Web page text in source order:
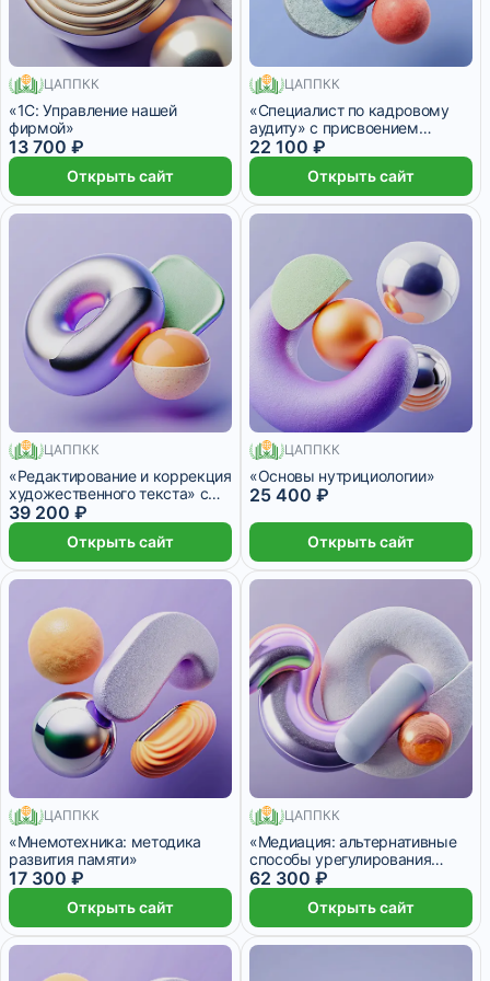
200 месяцев
ЦАППКК
«1С: Управление нашей
фирмой»
13 700 ₽
Открыть сайт
280 месяцев
ЦАППКК
«Специалист по кадровому
аудиту» с присвоением
квалификации «Кадровый
аудитор»
22 100 ₽
Открыть сайт
670 месяцев
ЦАППКК
«Редактирование и коррекция
художественного текста» с
присвоением квалификации
«Редактор средств массовой
информации»
39 200 ₽
Открыть сайт
246 месяцев
ЦАППКК
«Основы нутрициологии»
25 400 ₽
Открыть сайт
180 месяцев
ЦАППКК
«Мнемотехника: методика
развития памяти»
17 300 ₽
Открыть сайт
750 месяцев
ЦАППКК
«Медиация: альтернативные
способы урегулирования
конфликтов» с присвоением
квалификации «Специалист в
области медиации
(медиатор)»
62 300 ₽
Открыть сайт